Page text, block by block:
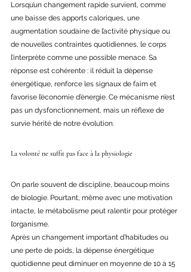
Lorsqu’un changement rapide survient, comme
une baisse des apports caloriques, une
augmentation soudaine de l’activité physique ou
de nouvelles contraintes quotidiennes, le corps
l’interprète comme une possible menace. Sa
réponse est cohérente : il réduit la dépense
énergétique, renforce les signaux de faim et
favorise l’économie d’énergie. Ce mécanisme n’est
pas un dysfonctionnement, mais un réflexe de
survie hérité de notre évolution.
La volonté ne suffit pas face à la physiologie
On parle souvent de discipline, beaucoup moins
de biologie. Pourtant, même avec une motivation
intacte, le métabolisme peut ralentir pour protéger
l’organisme.
Après un changement important d’habitudes ou
une perte de poids, la dépense énergétique
quotidienne peut diminuer en moyenne de 10 à 15